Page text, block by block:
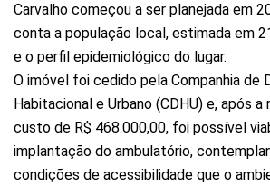
Carvalho começou a ser planejada em
conta a população local, estimada em
e o perfil epidemiológico do lugar.
O imóvel foi cedido pela Companhia de
Habitacional e Urbano (CDHU) e, após
custo de R$ 468.000,00, foi possível
implantação do ambulatório,
condições de acessibilidade que o